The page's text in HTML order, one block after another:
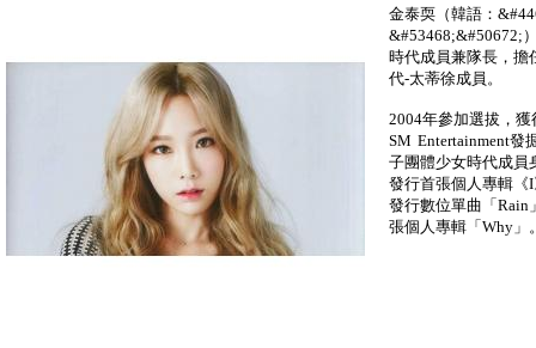
金泰耎（韓語：
&#53468;&#50672;
時代成員兼隊長，擔
代-太蒂徐成員。
2004年參加選拔，
SM Entertainment發
子團體少女時代成員
發行首張個人專輯《
發行數位單曲「Rain
張個人專輯「Why」